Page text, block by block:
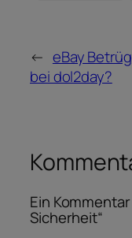
← eBay
bei dol2day?
Ein
Sicherheit“